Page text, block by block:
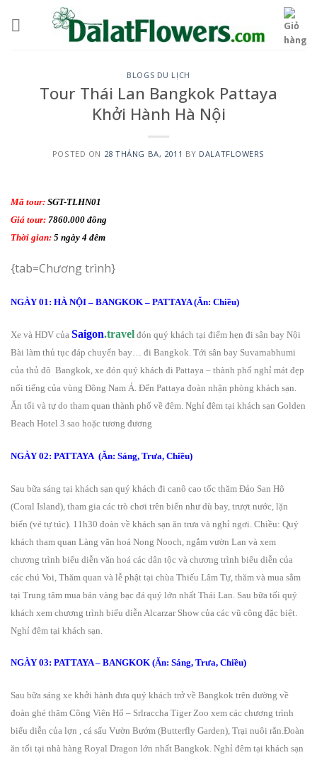
BLOGS DU LỊCH
Tour Thái Lan Bangkok Pattaya
Khởi Hành Hà Nội
POSTED ON 28 THÁNG BA, 2011 BY DALATFLOWERS
Mã tour: SGT-TLHN01
Giá tour: 7860.000 đồng
Thời gian: 5 ngày 4 đêm
{tab=Chương trình}
NGÀY 01: HÀ NỘI – BANGKOK – PATTAYA (Ăn: Chiều)
Xe và HDV của Saigon.travel đón quý khách tại điểm hẹn đi sân bay Nội
Bài làm thủ tục đáp chuyến bay… đi Bangkok. Tới sân bay Suvarnabhumi
của thủ đô Bangkok, xe đón quý khách đi Pattaya – thành phố nghỉ mát đẹp
nổi tiếng của vùng Đông Nam Á. Đến Pattaya đoàn nhận phòng khách sạn.
Ăn tối và tự do tham quan thành phố về đêm. Nghỉ đêm tại khách sạn Golden
Beach Hotel 3 sao hoặc tương đương
NGÀY 02: PATTAYA (Ăn: Sáng, Trưa, Chiều)
Sau bữa sáng tại khách sạn quý khách đi canô cao tốc thăm Đảo San Hô
(Coral Island), tham gia các trò chơi trên biển như­­­ dù bay, trượt nư­­ớc, lặn
biển (vé tự túc). 11h30 đoàn về khách sạn ăn trư­­­a và nghỉ ngơi. Chiều: Quý
khách tham quan Làng văn hoá Nong Nooch, ngắm vườn Lan và xem
chương trình biểu diễn văn hoá các dân tộc và chương trình biểu diễn của
các chú Voi, Thăm quan và lễ phật tại chùa Thiếu Lâm Tự, thăm và mua sắm
tại Trung tâm mua bán vàng bạc đá quý lớn nhất Thái Lan. Sau bữa tối quý
khách xem chư­­­ơng trình biểu diễn Alcarzar Show của các vũ công đặc biệt.
Nghỉ đêm tại khách sạn.
NGÀY 03: PATTAYA – BANGKOK (Ăn: Sáng, Trưa, Chiều)
Sau bữa sáng xe khởi hành đưa quý khách trở về Bangkok trên đường về
đoàn ghé thăm Công Viên Hổ – Srlraccha Tiger Zoo xem các chương trình
biểu diễn của lợn , cá sấu Vườn Bướm (Butterfly Garden), Trại nuôi rắn.Đoàn
ăn tối tại nhà hàng Royal Dragon lớn nhất Bangkok. Nghỉ đêm tại khách sạn